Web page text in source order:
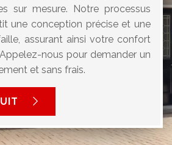
sur mesure. Notre processus
une conception précise et une
assurant ainsi votre confort
nous pour demander un
et sans frais.